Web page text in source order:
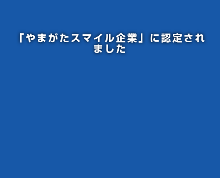
「やまがたスマイル企業」に認定され
ました